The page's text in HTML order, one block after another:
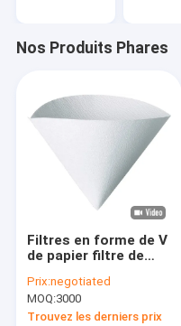
Nos Produits Phares
Filtres en forme de V
de papier filtre de
comestible pour le
fabricant de café de
5 tasses
Prix:negotiated
MOQ:3000
Trouvez les derniers prix